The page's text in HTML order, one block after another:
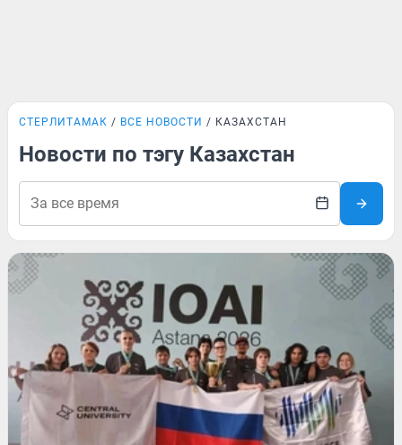
СТЕРЛИТАМАК ВСЕ НОВОСТИ КАЗАХСТАН
Новости по тэгу Казахстан